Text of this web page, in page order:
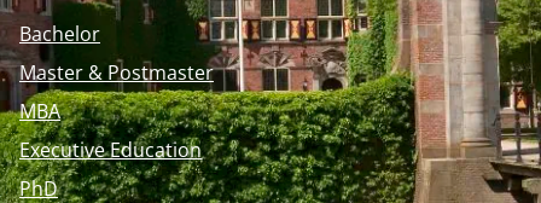
Bachelor
Master & Postmaster
MBA
Executive Education
PhD